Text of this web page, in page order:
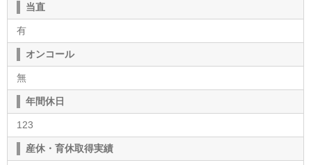
当直
有
オンコール
無
年間休日
123
産休・育休取得実績